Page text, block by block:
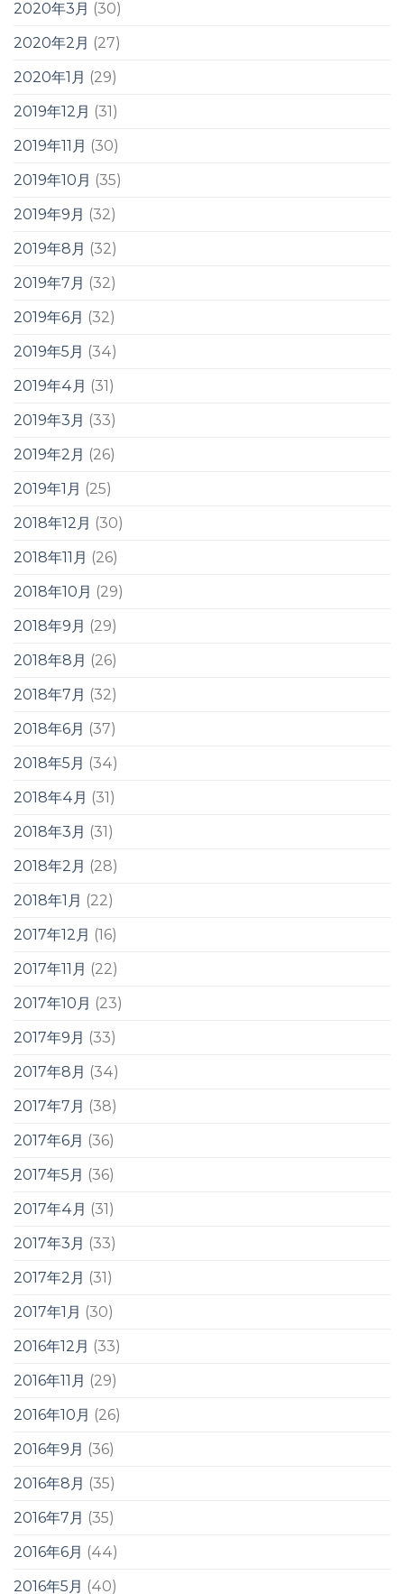
2020年3月 (30)
2020年2月 (27)
2020年1月 (29)
2019年12月 (31)
2019年11月 (30)
2019年10月 (35)
2019年9月 (32)
2019年8月 (32)
2019年7月 (32)
2019年6月 (32)
2019年5月 (34)
2019年4月 (31)
2019年3月 (33)
2019年2月 (26)
2019年1月 (25)
2018年12月 (30)
2018年11月 (26)
2018年10月 (29)
2018年9月 (29)
2018年8月 (26)
2018年7月 (32)
2018年6月 (37)
2018年5月 (34)
2018年4月 (31)
2018年3月 (31)
2018年2月 (28)
2018年1月 (22)
2017年12月 (16)
2017年11月 (22)
2017年10月 (23)
2017年9月 (33)
2017年8月 (34)
2017年7月 (38)
2017年6月 (36)
2017年5月 (36)
2017年4月 (31)
2017年3月 (33)
2017年2月 (31)
2017年1月 (30)
2016年12月 (33)
2016年11月 (29)
2016年10月 (26)
2016年9月 (36)
2016年8月 (35)
2016年7月 (35)
2016年6月 (44)
2016年5月 (40)